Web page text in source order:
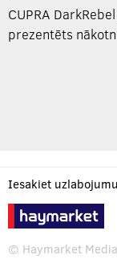
CUPRA
prezentēts
Iesakiet
© Haymarket